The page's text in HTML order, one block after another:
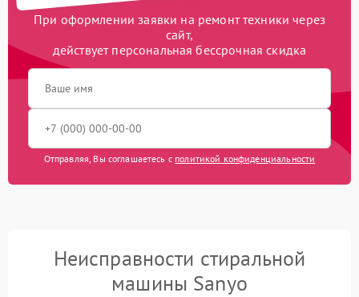
При оформлении заявки на ремонт техники через
сайт,
действует персональная бессрочная скидка
Отправляя, Вы соглашаетесь с политикой конфиденциальности
Неисправности стиральной
машины Sanyo